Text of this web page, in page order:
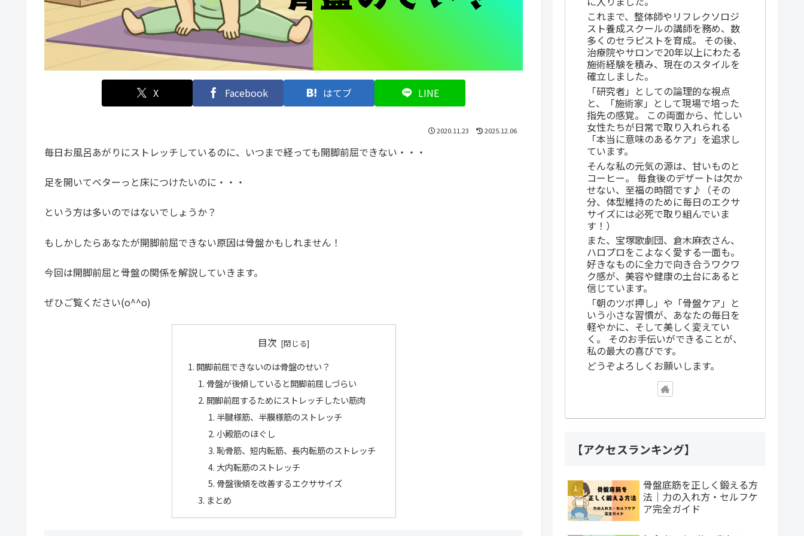
X Facebook はてブ LINE
2020.11.23 2025.12.06
毎日お風呂あがりにストレッチしているのに、いつまで経っても開脚前屈できない・・・
足を開いてベターっと床につけたいのに・・・
という方は多いのではないでしょうか？
もしかしたらあなたが開脚前屈できない原因は骨盤かもしれません！
今回は開脚前屈と骨盤の関係を解説していきます。
ぜひご覧ください(o^^o)
目次
開脚前屈できないのは骨盤のせい？
骨盤が後傾していると開脚前屈しづらい
開脚前屈するためにストレッチしたい筋肉
半腱様筋、半膜様筋のストレッチ
小殿筋のほぐし
恥骨筋、短内転筋、長内転筋のストレッチ
大内転筋のストレッチ
骨盤後傾を改善するエクササイズ
まとめ
これまで、整体師やリフレクソロジ
スト養成スクールの講師を務め、数
多くのセラピストを育成。 その後、
治療院やサロンで20年以上にわたる
施術経験を積み、現在のスタイルを
確立しました。
「研究者」としての論理的な視点
と、「施術家」として現場で培った
指先の感覚。 この両面から、忙しい
女性たちが日常で取り入れられる
「本当に意味のあるケア」を追求し
ています。
そんな私の元気の源は、甘いものと
コーヒー。 毎食後のデザートは欠か
せない、至福の時間です♪（その
分、体型維持のために毎日のエクサ
サイズには必死で取り組んでいま
す！）
また、宝塚歌劇団、倉木麻衣さん、
ハロプロをこよなく愛する一面も。
好きなものに全力で向き合うワクワ
ク感が、美容や健康の土台にあると
信じています。
「朝のツボ押し」や「骨盤ケア」と
いう小さな習慣が、あなたの毎日を
軽やかに、そして美しく変えてい
く。 そのお手伝いができることが、
私の最大の喜びです。
どうぞよろしくお願いします。
【アクセスランキング】
骨盤底筋を正しく鍛える方
法｜力の入れ方・セルフケ
ア完全ガイド